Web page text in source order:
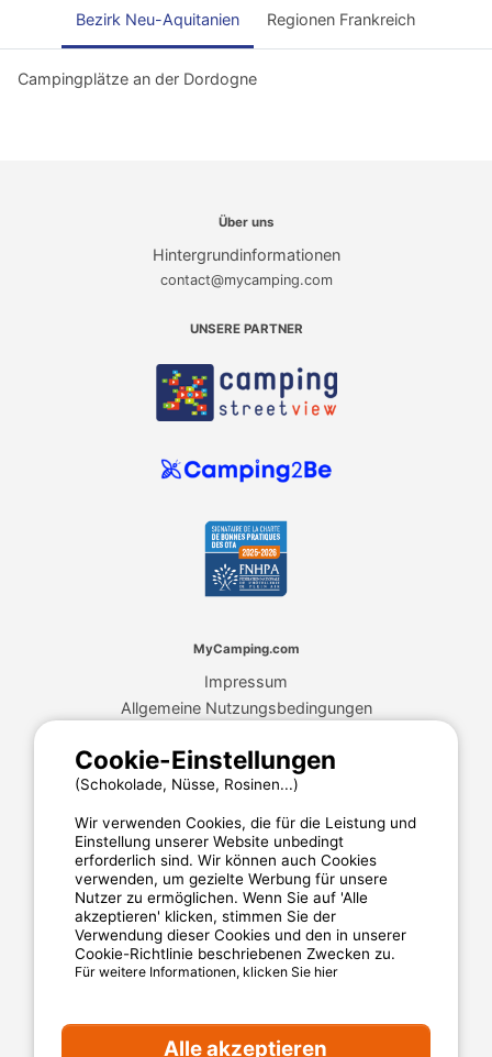
Bezirk Neu-Aquitanien Regionen Frankreich
Campingplätze an der Dordogne
Über uns
Hintergrundinformationen
contact@mycamping.com
UNSERE PARTNER
MyCamping.com
Impressum
Allgemeine Nutzungsbedingungen
Datenschutzerklärung
MyCamping.com steht für
Eine 100% sichere Zahlungsabwicklung
Engagierten Kundenservice
Die besten Campingplätze
Verlässliche Kundenbewertungen
Sichere Zahlungsabwicklung
Cookie-Einstellungen
(Schokolade, Nüsse, Rosinen...)
Wir verwenden Cookies, die für die Leistung und
Einstellung unserer Website unbedingt
erforderlich sind. Wir können auch Cookies
verwenden, um gezielte Werbung für unsere
Nutzer zu ermöglichen. Wenn Sie auf 'Alle
akzeptieren' klicken, stimmen Sie der
Verwendung dieser Cookies und den in unserer
Cookie-Richtlinie beschriebenen Zwecken zu.
Für weitere Informationen, klicken Sie hier
Alle akzeptieren